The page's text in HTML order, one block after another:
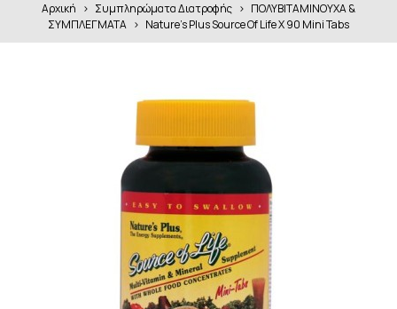
Αρχική > Συμπληρώματα Διατροφής > ΠΟΛΥΒΙΤΑΜΙΝΟΥΧΑ &
ΣΥΜΠΛΕΓΜΑΤΑ > Nature's Plus Source Of Life X 90 Mini Tabs